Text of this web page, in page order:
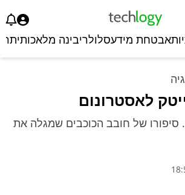
אבטחת מידעסלולריבינה מלאכותית
לאסטרונום
סיפורו של חובב הכוכבים שמגלה את